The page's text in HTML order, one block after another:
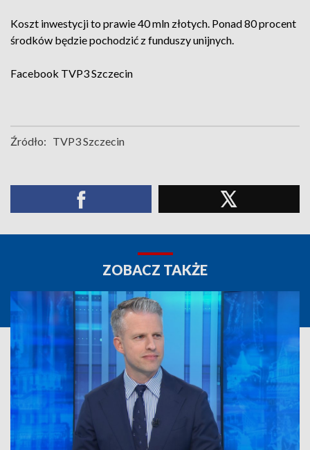
Koszt inwestycji to prawie 40 mln złotych. Ponad 80 procent
środków będzie pochodzić z funduszy unijnych.
Facebook TVP3 Szczecin
Źródło: TVP3 Szczecin
ZOBACZ TAKŻE